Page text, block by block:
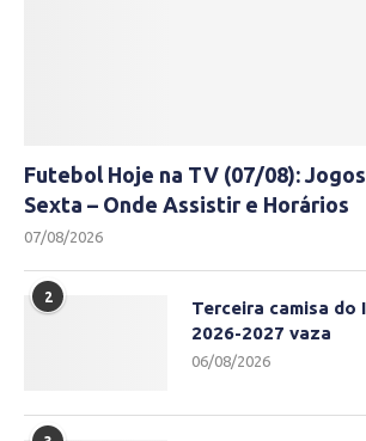
Futebol Hoje na TV (07/08):
Sexta – Onde Assistir e Horários
07/08/2026
2
Terceira camisa do
2026-2027 vaza
06/08/2026